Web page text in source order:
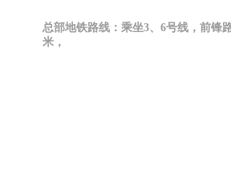
总部地铁路线：乘坐3、6号线，前锋
米，